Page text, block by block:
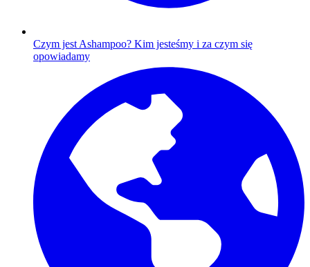
Czym jest Ashampoo? Kim jesteśmy i za czym się
opowiadamy